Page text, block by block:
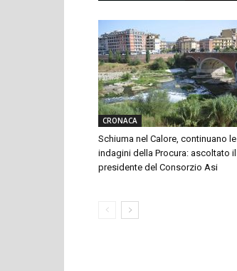
CRONACA
Schiuma nel Calore, continuano le
indagini della Procura: ascoltato il
presidente del Consorzio Asi